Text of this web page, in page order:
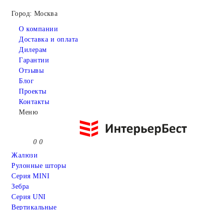
Город: Москва
О компании
Доставка и оплата
Дилерам
Гарантии
Отзывы
Блог
Проекты
Контакты
Меню
0 0
Жалюзи
Рулонные шторы
Серия MINI
Зебра
Серия UNI
Вертикальные